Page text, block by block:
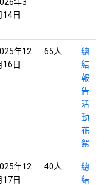
14日
年12
16日
65人
總
結
報
告
活
動
花
絮
年12
17日
40人
總
結